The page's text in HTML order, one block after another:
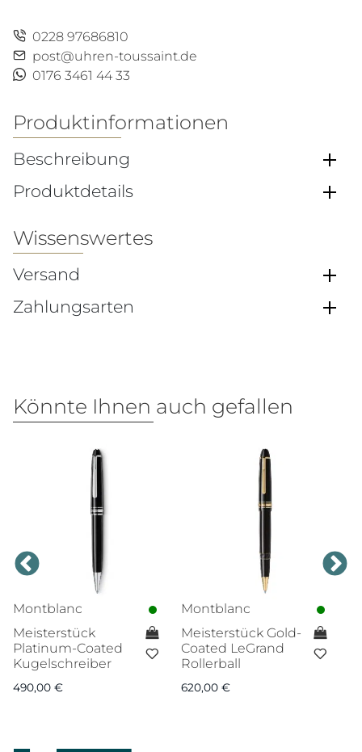
0228 97686810
post@uhren-toussaint.de
0176 3461 44 33
Produktinformationen
Beschreibung
Produktdetails
Wissenswertes
Versand
Zahlungsarten
Könnte Ihnen auch gefallen
Montblanc
Meisterstück
Platinum-Coated
Kugelschreiber
490,00 €
Montblanc
Meisterstück Gold-
Coated LeGrand
Rollerball
620,00 €